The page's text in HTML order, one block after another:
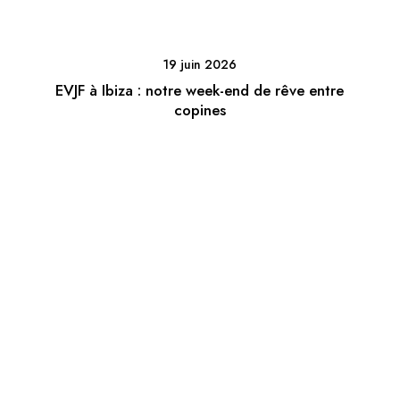
19 juin 2026
EVJF à Ibiza : notre week-end de rêve entre
copines